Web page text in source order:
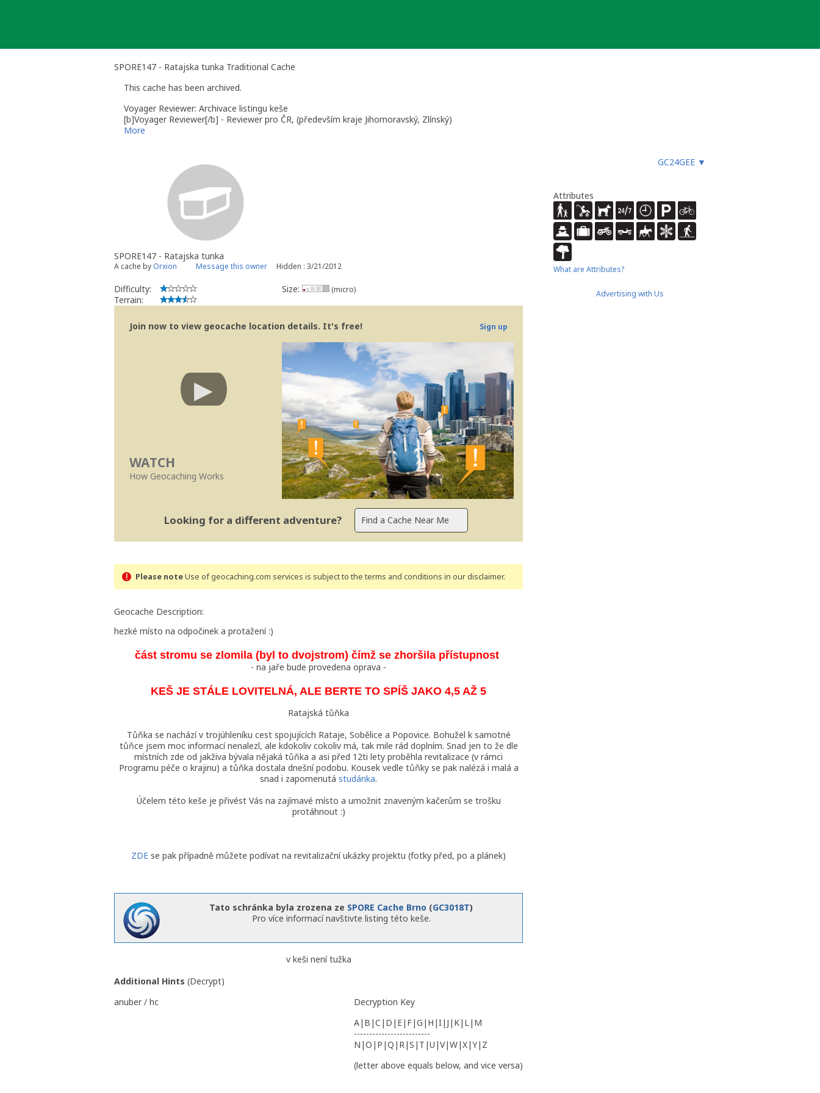
SPORE147 - Ratajska tunka Traditional Cache
This cache has been archived.
Voyager Reviewer: Archivace listingu keše
[b]Voyager Reviewer[/b] - Reviewer pro ČR, (především kraje Jihomoravský, Zlínský)
More
GC24GEE ▼
SPORE147 - Ratajska tunka
A cache by Orxion Message this owner Hidden : 3/21/2012
Difficulty:
Terrain:
Size: (micro)
Join now to view geocache location details. It's free! Sign up
WATCH
How Geocaching Works
Looking for a different adventure?
Please noteUse of geocaching.com services is subject to the terms and conditions in our disclaimer.
Geocache Description:
hezké místo na odpočinek a protažení :)
část stromu se zlomila (byl to dvojstrom) čímž se zhoršila přístupnost
- na jaře bude provedena oprava -
KEŠ JE STÁLE LOVITELNÁ, ALE BERTE TO SPÍŠ JAKO 4,5 AŽ 5
Ratajská tůňka
Tůňka se nachází v trojúhleníku cest spojujících Rataje, Sobělice a Popovice. Bohužel k samotné
tůňce jsem moc informací nenalezl, ale kdokoliv cokoliv má, tak mile rád doplním. Snad jen to že dle
místních zde od jakživa bývala nějaká tůňka a asi před 12ti lety proběhla revitalizace (v rámci
Programu péče o krajinu) a tůňka dostala dnešní podobu. Kousek vedle tůňky se pak nalézá i malá a
snad i zapomenutá studánka.
Účelem této keše je přivést Vás na zajímavé místo a umožnit znaveným kačerům se trošku
protáhnout :)
ZDE se pak případně můžete podívat na revitalizační ukázky projektu (fotky před, po a plánek)
Tato schránka byla zrozena ze SPORE Cache Brno (GC3018T)
Pro více informací navštivte listing této keše.
v keši není tužka
Additional Hints (Decrypt)
anuber / hc
Decryption Key
A|B|C|D|E|F|G|H|I|J|K|L|M
-------------------------
N|O|P|Q|R|S|T|U|V|W|X|Y|Z
(letter above equals below, and vice versa)
Attributes
What are Attributes?
Advertising with Us